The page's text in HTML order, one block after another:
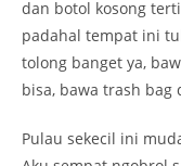
mulai banyak
Tips Pribadi
Kenawa
Berikut beberapa